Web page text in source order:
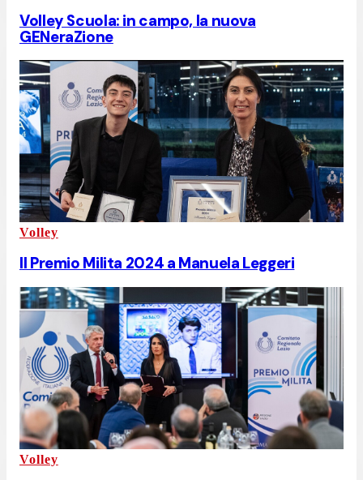
Volley Scuola: in campo, la nuova
GENeraZione
Volley
Il Premio Milita 2024 a Manuela Leggeri
Volley